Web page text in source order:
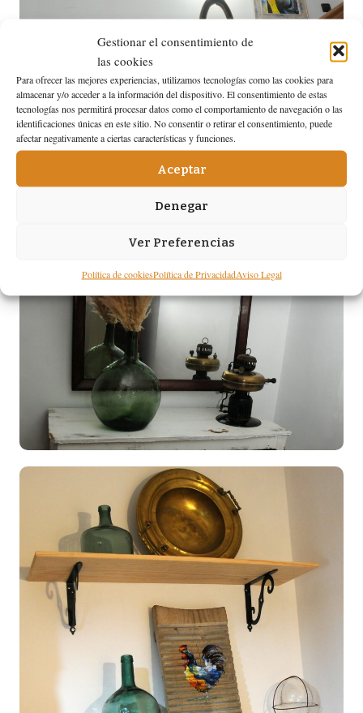
Gestionar el consentimiento de
las cookies
Para ofrecer las mejores experiencias, utilizamos tecnologías como las cookies para
almacenar y/o acceder a la información del dispositivo. El consentimiento de estas
tecnologías nos permitirá procesar datos como el comportamiento de navegación o las
identificaciones únicas en este sitio. No consentir o retirar el consentimiento, puede
afectar negativamente a ciertas características y funciones.
Aceptar
Denegar
Ver Preferencias
Política de cookiesPolítica de PrivacidadAviso Legal